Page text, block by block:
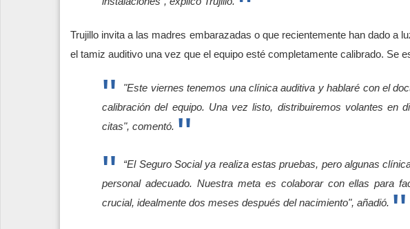
Trujillo invita a las madres embarazadas o que recientemente han dado a
el tamiz auditivo una vez que el equipo esté completamente calibrado. Se
"Este viernes tenemos una clínica auditiva y hablaré con el
calibración del equipo. Una vez listo, distribuiremos volantes en
citas", comentó.
“El Seguro Social ya realiza estas pruebas, pero algunas
personal adecuado. Nuestra meta es colaborar con ellas para
crucial, idealmente dos meses después del nacimiento", añadió.